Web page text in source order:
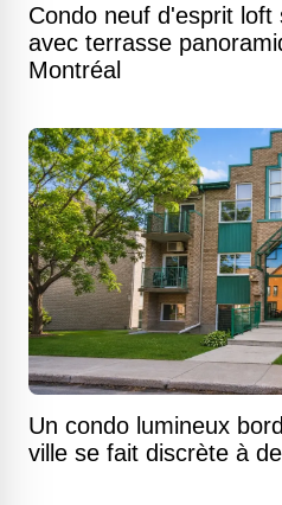
Condo neuf d'esprit loft
avec terrasse
Montréal
Un condo lumineux
ville se fait discrète à